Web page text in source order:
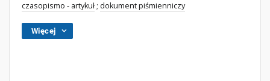
czasopismo - artykuł ; dokument piśmienniczy
Więcej